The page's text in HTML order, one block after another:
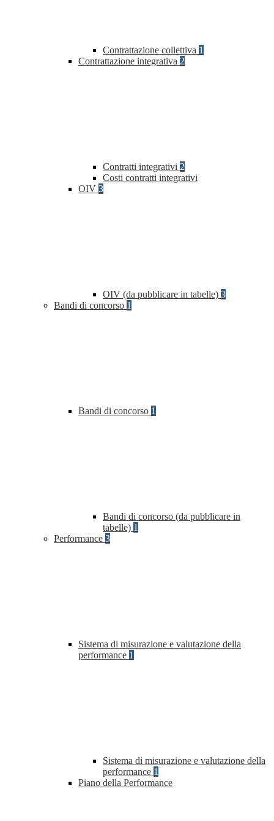
Contrattazione collettiva 1
Contrattazione integrativa 2
Contratti integrativi 2
Costi contratti integrativi
OIV 3
OIV (da pubblicare in tabelle) 3
Bandi di concorso 1
Bandi di concorso 1
Bandi di concorso (da pubblicare in
tabelle) 1
Performance 3
Sistema di misurazione e valutazione della
performance 1
Sistema di misurazione e valutazione della
performance 1
Piano della Performance